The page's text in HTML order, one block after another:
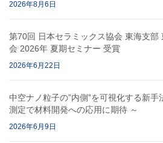
2026年8月6日
第70回 日本セラミックス協会 東海支部
会 2026年 夏期セミナー 受賞
2026年6月22日
中空ナノ粒子の”内側”を可視化する新
測定で材料開発への応用に期待 ～
2026年6月9日